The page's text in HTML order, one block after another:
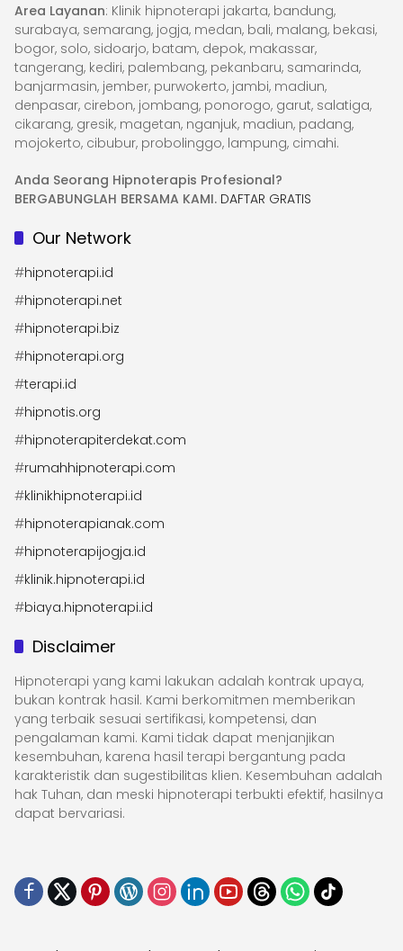
Area Layanan: Klinik hipnoterapi jakarta, bandung,
surabaya, semarang, jogja, medan, bali, malang, bekasi,
bogor, solo, sidoarjo, batam, depok, makassar,
tangerang, kediri, palembang, pekanbaru, samarinda,
banjarmasin, jember, purwokerto, jambi, madiun,
denpasar, cirebon, jombang, ponorogo, garut, salatiga,
cikarang, gresik, magetan, nganjuk, madiun, padang,
mojokerto, cibubur, probolinggo, lampung, cimahi.
Anda Seorang Hipnoterapis Profesional?
BERGABUNGLAH BERSAMA KAMI. DAFTAR GRATIS
Our Network
#hipnoterapi.id
#hipnoterapi.net
#hipnoterapi.biz
#hipnoterapi.org
#terapi.id
#hipnotis.org
#hipnoterapiterdekat.com
#rumahhipnoterapi.com
#klinikhipnoterapi.id
#hipnoterapianak.com
#hipnoterapijogja.id
#klinik.hipnoterapi.id
#biaya.hipnoterapi.id
Disclaimer
Hipnoterapi yang kami lakukan adalah kontrak upaya,
bukan kontrak hasil. Kami berkomitmen memberikan
yang terbaik sesuai sertifikasi, kompetensi, dan
pengalaman kami. Kami tidak dapat menjanjikan
kesembuhan, karena hasil terapi bergantung pada
karakteristik dan sugestibilitas klien. Kesembuhan adalah
hak Tuhan, dan meski hipnoterapi terbukti efektif, hasilnya
dapat bervariasi.